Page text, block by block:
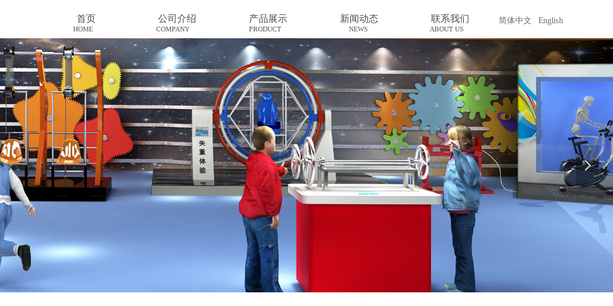
넲
首页 公司介绍 产品展示 新闻动态 联系我们
HOME COMPANY PRODUCT NEWS ABOUT US
简体中文 English